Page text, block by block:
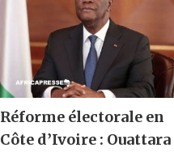
Réforme électorale en
Côte d’Ivoire : Ouattara